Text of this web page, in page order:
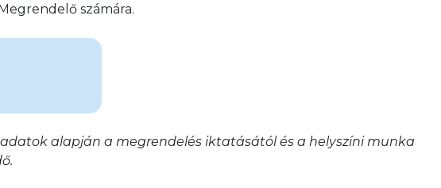
számára.
alapján a megrendelés iktatásától és a helyszíni munka